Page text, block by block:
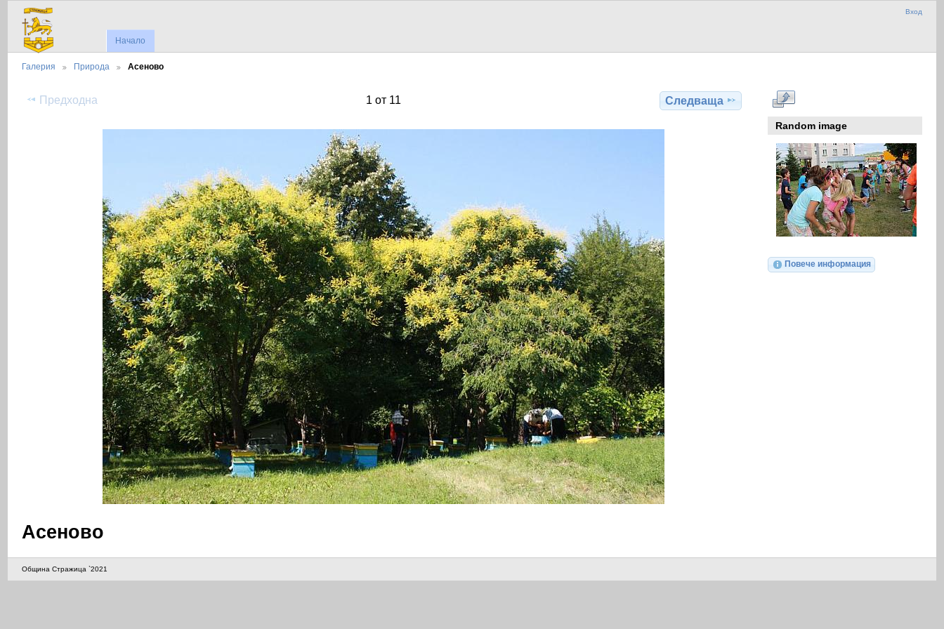
Вход
Начало
Галерия Природа Асеново
Предходна 1 от 11 Следваща
Асеново
Random image
Повече информация
Община Стражица `2021